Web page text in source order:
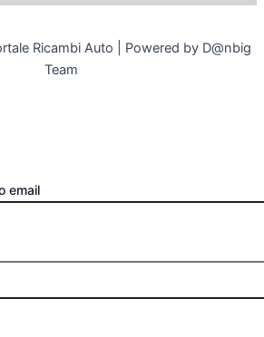
Ricambi Auto | Powered by D@nbig
Team
email